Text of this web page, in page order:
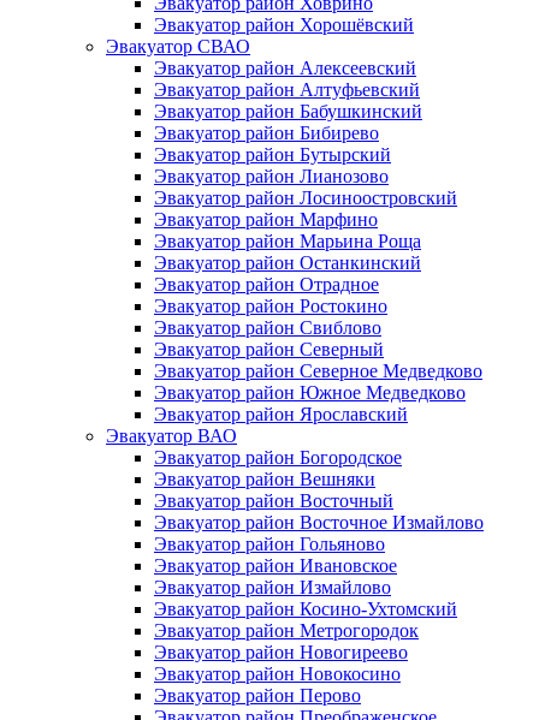
Эвакуатор район Хорошёвский
Эвакуатор СВАО
Эвакуатор район Алексеевский
Эвакуатор район Алтуфьевский
Эвакуатор район Бабушкинский
Эвакуатор район Бибирево
Эвакуатор район Бутырский
Эвакуатор район Лианозово
Эвакуатор район Лосиноостровский
Эвакуатор район Марфино
Эвакуатор район Марьина Роща
Эвакуатор район Останкинский
Эвакуатор район Отрадное
Эвакуатор район Ростокино
Эвакуатор район Свиблово
Эвакуатор район Северный
Эвакуатор район Северное Медведково
Эвакуатор район Южное Медведково
Эвакуатор район Ярославский
Эвакуатор ВАО
Эвакуатор район Богородское
Эвакуатор район Вешняки
Эвакуатор район Восточный
Эвакуатор район Восточное Измайлово
Эвакуатор район Гольяново
Эвакуатор район Ивановское
Эвакуатор район Измайлово
Эвакуатор район Косино-Ухтомский
Эвакуатор район Метрогородок
Эвакуатор район Новогиреево
Эвакуатор район Новокосино
Эвакуатор район Перово